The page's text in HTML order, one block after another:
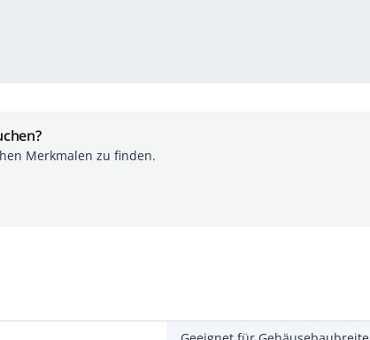
Merkmalen zu finden.